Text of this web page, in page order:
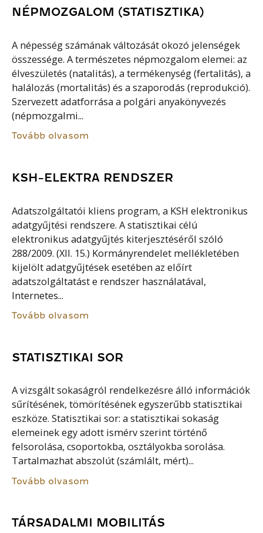
NÉPMOZGALOM (STATISZTIKA)
A népesség számának változását okozó jelenségek
összessége. A természetes népmozgalom elemei: az
élveszületés (natalitás), a termékenység (fertalitás), a
halálozás (mortalitás) és a szaporodás (reprodukció).
Szervezett adatforrása a polgári anyakönyvezés
(népmozgalmi...
Tovább olvasom
KSH-ELEKTRA RENDSZER
Adatszolgáltatói kliens program, a KSH elektronikus
adatgyűjtési rendszere. A statisztikai célú
elektronikus adatgyűjtés kiterjesztéséről szóló
288/2009. (XII. 15.) Kormányrendelet mellékletében
kijelölt adatgyűjtések esetében az előírt
adatszolgáltatást e rendszer használatával,
Internetes...
Tovább olvasom
STATISZTIKAI SOR
A vizsgált sokaságról rendelkezésre álló információk
sűrítésének, tömörítésének egyszerűbb statisztikai
eszköze. Statisztikai sor: a statisztikai sokaság
elemeinek egy adott ismérv szerint történő
felsorolása, csoportokba, osztályokba sorolása.
Tartalmazhat abszolút (számlált, mért)...
Tovább olvasom
TÁRSADALMI MOBILITÁS